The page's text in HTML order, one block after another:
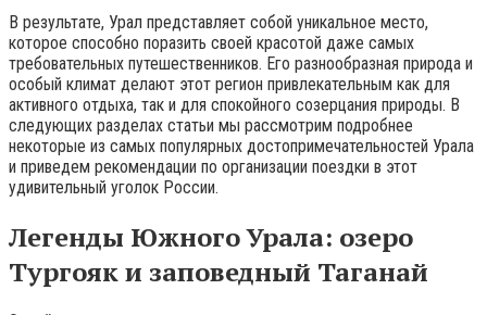
В результате, Урал представляет собой уникальное место,
которое способно поразить своей красотой даже самых
требовательных путешественников. Его разнообразная природа и
особый климат делают этот регион привлекательным как для
активного отдыха, так и для спокойного созерцания природы. В
следующих разделах статьи мы рассмотрим подробнее
некоторые из самых популярных достопримечательностей Урала
и приведем рекомендации по организации поездки в этот
удивительный уголок России.
Легенды Южного Урала: озеро
Тургояк и заповедный Таганай